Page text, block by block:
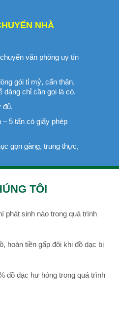
NHÀ
văn phòng uy tín
gói tỉ mỷ, cẩn thận,
dàng chỉ cần gọi là có.
đủ.
5 tấn có giấy phép
gọn gàng, trung thực,
TÔI
phát sinh nào trong quá trình
hoàn tiền gấp đôi khi đồ dạc bị
đồ đạc hư hỏng trong quá trình